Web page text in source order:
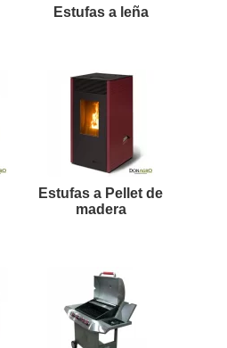
Estufas a leña
Estufas a Pellet de
madera